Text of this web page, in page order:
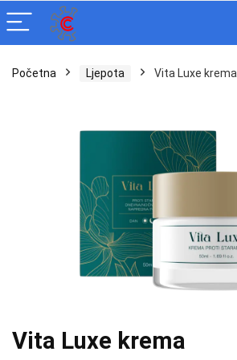
Početna Ljepota Vita Luxe krema
Vita Luxe krema